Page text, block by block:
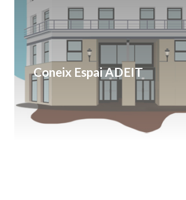
Coneix Espai ADEIT